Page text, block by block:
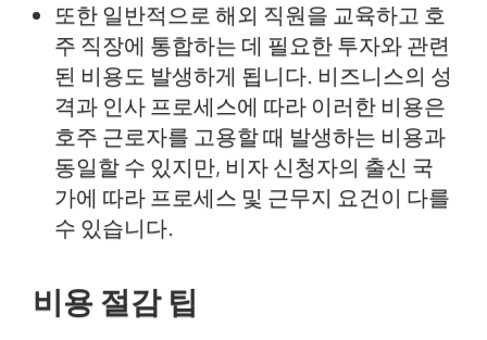
또한 일반적으로 해외 직원을 교육하고 호
주 직장에 통합하는 데 필요한 투자와 관련
된 비용도 발생하게 됩니다. 비즈니스의 성
격과 인사 프로세스에 따라 이러한 비용은
호주 근로자를 고용할 때 발생하는 비용과
동일할 수 있지만, 비자 신청자의 출신 국
가에 따라 프로세스 및 근무지 요건이 다를
수 있습니다.
비용 절감 팁